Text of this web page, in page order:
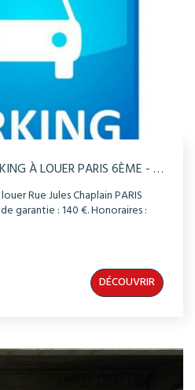
EMPLACEMENT DE PARKING À LOUER PARIS 6ÈME - RUE JULES CHAPLAIN
Rue Jules Chaplain PARIS
garantie : 140 €. Honoraires :
DÉCOUVRIR